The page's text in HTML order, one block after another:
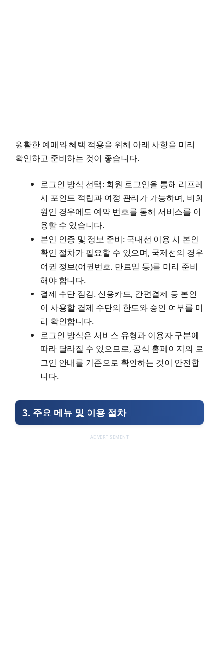
원활한 예매와 혜택 적용을 위해 아래 사항을 미리
확인하고 준비하는 것이 좋습니다.
로그인 방식 선택: 회원 로그인을 통해 리프레
시 포인트 적립과 여정 관리가 가능하며, 비회
원인 경우에도 예약 번호를 통해 서비스를 이
용할 수 있습니다.
본인 인증 및 정보 준비: 국내선 이용 시 본인
확인 절차가 필요할 수 있으며, 국제선의 경우
여권 정보(여권번호, 만료일 등)를 미리 준비
해야 합니다.
결제 수단 점검: 신용카드, 간편결제 등 본인
이 사용할 결제 수단의 한도와 승인 여부를 미
리 확인합니다.
로그인 방식은 서비스 유형과 이용자 구분에
따라 달라질 수 있으므로, 공식 홈페이지의 로
그인 안내를 기준으로 확인하는 것이 안전합
니다.
3. 주요 메뉴 및 이용 절차
ADVERTISEMENT